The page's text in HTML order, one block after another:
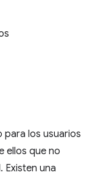
para los usuarios
ellos que no
Existen una